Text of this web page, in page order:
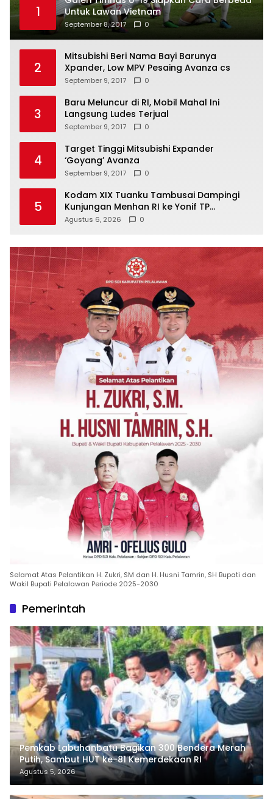
1
Untuk Lawan Vietnam
September 8, 2017 0
2
Mitsubishi Beri Nama Bayi Barunya
Xpander, Low MPV Pesaing Avanza cs
September 9, 2017 0
3
Baru Meluncur di RI, Mobil Mahal Ini
Langsung Ludes Terjual
September 9, 2017 0
4
Target Tinggi Mitsubishi Expander
‘Goyang’ Avanza
September 9, 2017 0
5
Kodam XIX Tuanku Tambusai Dampingi
Kunjungan Menhan RI ke Yonif TP
952/Imam Bulqin, Perkuat Pembangunan
Agustus 6, 2026 0
Selamat Atas Pelantikan H. Zukri, SM dan H. Husni Tamrin, SH Bupati dan
Wakil Bupati Pelalawan Periode 2025-2030
Pemerintah
Pemkab Labuhanbatu Bagikan 300 Bendera Merah
Putih, Sambut HUT ke-81 Kemerdekaan RI
Agustus 5, 2026